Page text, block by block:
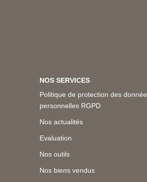
NOS SERVICES
Politique de protection des
personnelles RGPD
Nos actualités
Evaluation
Nos outils
Nos biens vendus